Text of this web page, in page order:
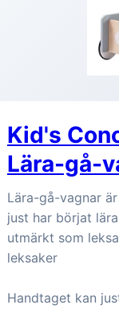
Kid's
Lära-gå-
Lära-gå-vagnar
just har börjat
utmärkt som
leksaker
Handtaget kan